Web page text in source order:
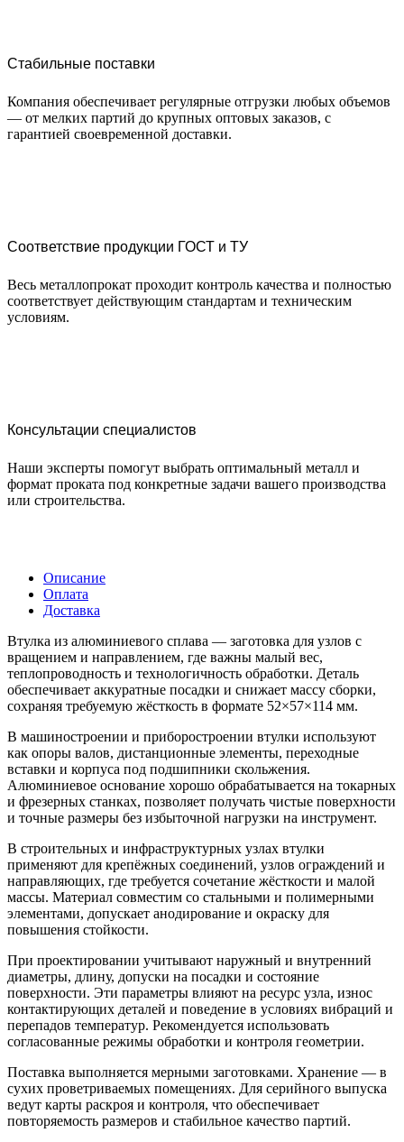
Стабильные поставки
Компания обеспечивает регулярные отгрузки любых объемов
— от мелких партий до крупных оптовых заказов, с
гарантией своевременной доставки.
Соответствие продукции ГОСТ и ТУ
Весь металлопрокат проходит контроль качества и полностью
соответствует действующим стандартам и техническим
условиям.
Консультации специалистов
Наши эксперты помогут выбрать оптимальный металл и
формат проката под конкретные задачи вашего производства
или строительства.
Описание
Оплата
Доставка
Втулка из алюминиевого сплава — заготовка для узлов с
вращением и направлением, где важны малый вес,
теплопроводность и технологичность обработки. Деталь
обеспечивает аккуратные посадки и снижает массу сборки,
сохраняя требуемую жёсткость в формате 52×57×114 мм.
В машиностроении и приборостроении втулки используют
как опоры валов, дистанционные элементы, переходные
вставки и корпуса под подшипники скольжения.
Алюминиевое основание хорошо обрабатывается на токарных
и фрезерных станках, позволяет получать чистые поверхности
и точные размеры без избыточной нагрузки на инструмент.
В строительных и инфраструктурных узлах втулки
применяют для крепёжных соединений, узлов ограждений и
направляющих, где требуется сочетание жёсткости и малой
массы. Материал совместим со стальными и полимерными
элементами, допускает анодирование и окраску для
повышения стойкости.
При проектировании учитывают наружный и внутренний
диаметры, длину, допуски на посадки и состояние
поверхности. Эти параметры влияют на ресурс узла, износ
контактирующих деталей и поведение в условиях вибраций и
перепадов температур. Рекомендуется использовать
согласованные режимы обработки и контроля геометрии.
Поставка выполняется мерными заготовками. Хранение — в
сухих проветриваемых помещениях. Для серийного выпуска
ведут карты раскроя и контроля, что обеспечивает
повторяемость размеров и стабильное качество партий.